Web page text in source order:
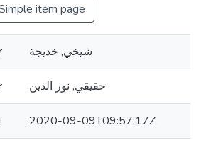
item page
شيخي, خديجة
حقيقي, نور الدين
2020-09-09T09:57:17Z